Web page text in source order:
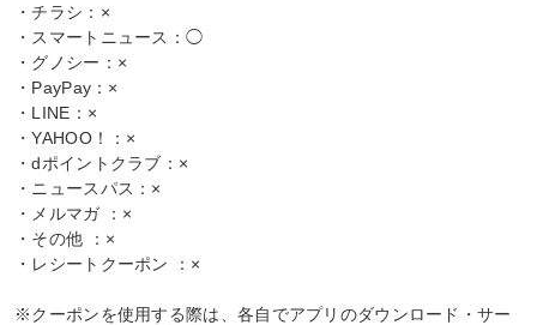
・チラシ：×
・スマートニュース：◯
・グノシー：×
・PayPay：×
・LINE：×
・YAHOO！：×
・dポイントクラブ：×
・ニュースパス：×
・メルマガ ：×
・その他 ：×
・レシートクーポン ：×
※クーポンを使用する際は、各自でアプリのダウンロード・サー